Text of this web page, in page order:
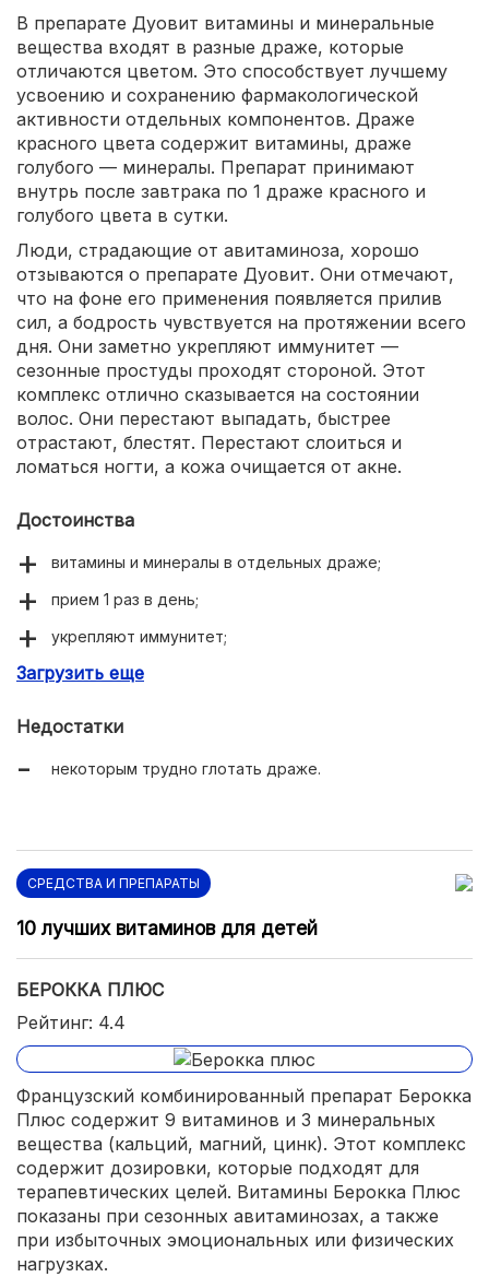
В препарате Дуовит витамины и минеральные
вещества входят в разные драже, которые
отличаются цветом. Это способствует лучшему
усвоению и сохранению фармакологической
активности отдельных компонентов. Драже
красного цвета содержит витамины, драже
голубого — минералы. Препарат принимают
внутрь после завтрака по 1 драже красного и
голубого цвета в сутки.
Люди, страдающие от авитаминоза, хорошо
отзываются о препарате Дуовит. Они отмечают,
что на фоне его применения появляется прилив
сил, а бодрость чувствуется на протяжении всего
дня. Они заметно укрепляют иммунитет —
сезонные простуды проходят стороной. Этот
комплекс отлично сказывается на состоянии
волос. Они перестают выпадать, быстрее
отрастают, блестят. Перестают слоиться и
ломаться ногти, а кожа очищается от акне.
Достоинства
витамины и минералы в отдельных драже;
прием 1 раз в день;
укрепляют иммунитет;
придают бодрости;
Загрузить еще
Недостатки
некоторым трудно глотать драже.
СРЕДСТВА И ПРЕПАРАТЫ
10 лучших витаминов для детей
БЕРОККА ПЛЮС
Рейтинг: 4.4
Французский комбинированный препарат Берокка
Плюс содержит 9 витаминов и 3 минеральных
вещества (кальций, магний, цинк). Этот комплекс
содержит дозировки, которые подходят для
терапевтических целей. Витамины Берокка Плюс
показаны при сезонных авитаминозах, а также
при избыточных эмоциональных или физических
нагрузках.